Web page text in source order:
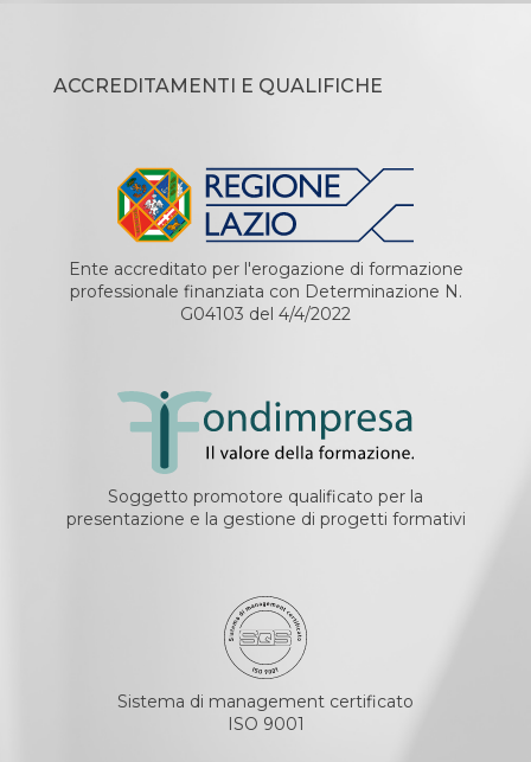
ACCREDITAMENTI E QUALIFICHE
Ente accreditato per l'erogazione di formazione
professionale finanziata con Determinazione N.
G04103 del 4/4/2022
Soggetto promotore qualificato per la
presentazione e la gestione di progetti formativi
Sistema di management certificato
ISO 9001